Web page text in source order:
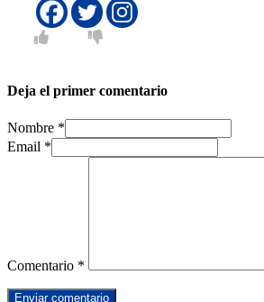
Deja el primer comentario
Nombre *
Email *
Comentario *